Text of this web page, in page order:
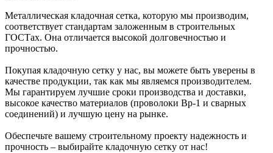
Металлическая кладочная сетка, которую мы производим,
соответствует стандартам заложенным в строительных
ГОСТах. Она отличается высокой долговечностью и
прочностью.
Покупая кладочную сетку у нас, вы можете быть уверены в
качестве продукции, так как мы являемся производителем.
Мы гарантируем лучшие сроки производства и доставки,
высокое качество материалов (проволоки Вр-1 и сварных
соединений) и лучшую цену на рынке.
Обеспечьте вашему строительному проекту надежность и
прочность – выбирайте кладочную сетку от нас!